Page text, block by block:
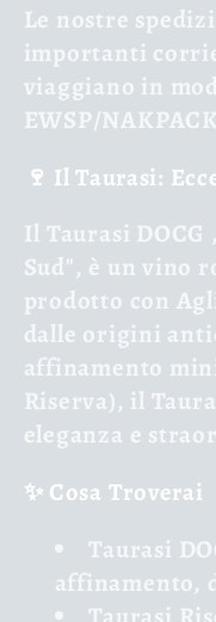
Le nostre
importanti
viaggiano in
EWSP/
🍷 Il Taurasi:
Il Taurasi DOCG
Sud", è un vino
prodotto con
dalle origini
affinamento
Riserva), il
eleganza e
✨ Cosa Troverai
Taurasi
affinamento,